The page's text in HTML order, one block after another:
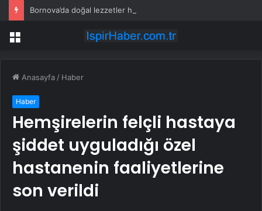
Bornova’da doğal lezzetler halkla buluşuyor
Menü
Anasayfa / Haber
Haber
Hemşirelerin felçli hastaya
şiddet uyguladığı özel
hastanenin faaliyetlerine
son verildi